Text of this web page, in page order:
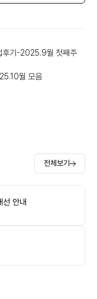
후기-2025.9월 첫째주
월 모음
전체보기
선 안내